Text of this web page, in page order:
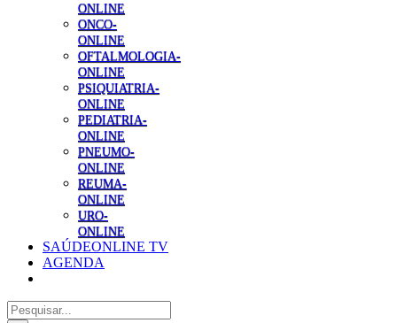
ONLINE
ONCO-
ONLINE
OFTALMOLOGIA-
ONLINE
PSIQUIATRIA-
ONLINE
PEDIATRIA-
ONLINE
PNEUMO-
ONLINE
REUMA-
ONLINE
URO-
ONLINE
SAÚDEONLINE TV
AGENDA
Pesquisar